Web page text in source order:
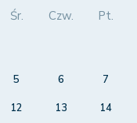
Śr. Czw. Pt.
5 6 7
12 13 14